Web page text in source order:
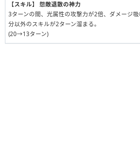
【スキル】
怨敵退散の神力
3ターンの間、光属性の攻撃力が2倍、ダメージ
分以外のスキルが2ターン溜まる。
(20→13ターン)